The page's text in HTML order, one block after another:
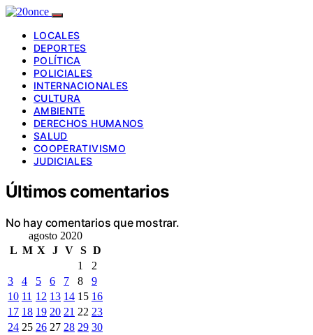
LOCALES
DEPORTES
POLÍTICA
POLICIALES
INTERNACIONALES
CULTURA
AMBIENTE
DERECHOS HUMANOS
SALUD
COOPERATIVISMO
JUDICIALES
Últimos comentarios
No hay comentarios que mostrar.
agosto 2020
L M X J V S D
1
2
3
4 5 6 7 8
9
10 11 12 13 14 15 16
17 18 19 20 21 22 23
24 25 26 27 28 29 30